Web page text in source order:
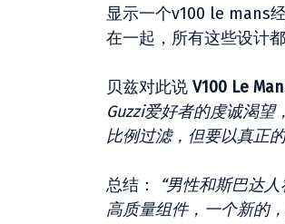
显示一个v100 le mans
在一起，所有这些设计
贝兹对此说 V100 Le
Guzzi爱好者的虔诚渴
比例过滤，但要以真正
总结：
“男性和斯巴达
高质量组件，一个新的